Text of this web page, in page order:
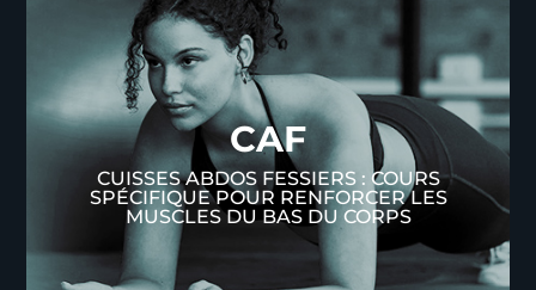
CAF
CUISSES ABDOS FESSIERS : COURS
SPÉCIFIQUE POUR RENFORCER LES
MUSCLES DU BAS DU CORPS
Cuisses Abdos
Fessiers
Venez découvrir le CAF (cuisses, abdos, fessiers),
un cours dynamique et accessible à tous qui cible
spécifiquement les muscles du bas du corps. Nos
coachs qualifiés vous guideront à travers des
exercices efficaces pour renforcer votre corps,
améliorer votre posture et profiter d'une
astmosphère entraînante.